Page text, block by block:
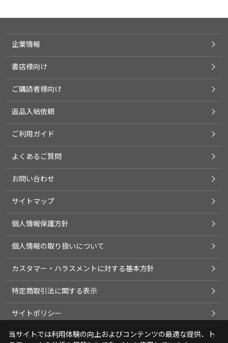
企業情報
書店様向け
ご購読者様向け
返品入帖依頼
ご利用ガイド
よくあるご質問
お問い合わせ
サイトマップ
個人情報保護方針
個人情報の取り扱いについて
カスタマー・ハラスメントに対する基本方針
特定商取引法に関する表示
サイトポリシー
ソーシャルメディアポリシー
当サイトでは利用体験の向上およびコンテンツの最適な提供、ト